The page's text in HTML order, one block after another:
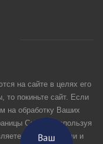
на сайте в целях его
то покиньте сайт. Если
на обработку Ваших
Сайта и используя
что прочитали и